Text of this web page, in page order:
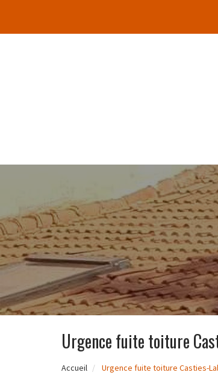
Urgence fuite toiture
Accueil Urgence fuite toiture Casties-